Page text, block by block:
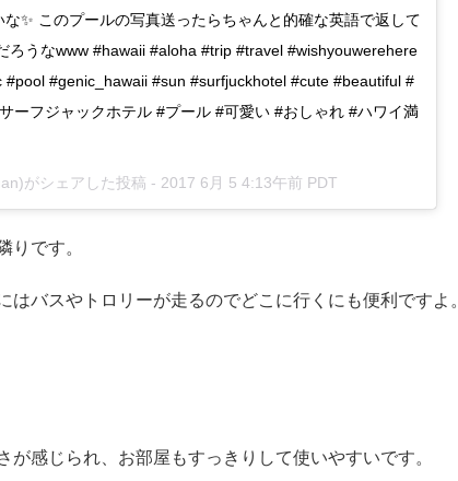
✨ このプールの写真送ったらちゃんと的確な英語で返して
ろうなwww #hawaii #aloha #trip #travel #wishyouwerehere
#genic_hawaii #sun #surfjuckhotel #cute #beautiful #
ーフジャックホテル #プール #可愛い #おしゃれ #ハワイ満
がシェアした投稿 - 2017 6月 5 4:13午前 PDT
です。
バスやトロリーが走るのでどこに行くにも便利ですよ。
感じられ、お部屋もすっきりして使いやすいです。